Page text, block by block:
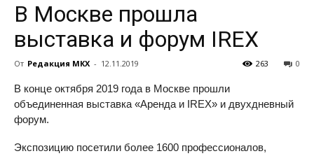
В Москве прошла
выставка и форум IREX
От Редакция МКХ - 12.11.2019 0
263
В конце октября 2019 года в Москве прошли
объединенная выставка «Аренда и IREX» и двухдневный
форум.
Экспозицию посетили более 1600 профессионалов,